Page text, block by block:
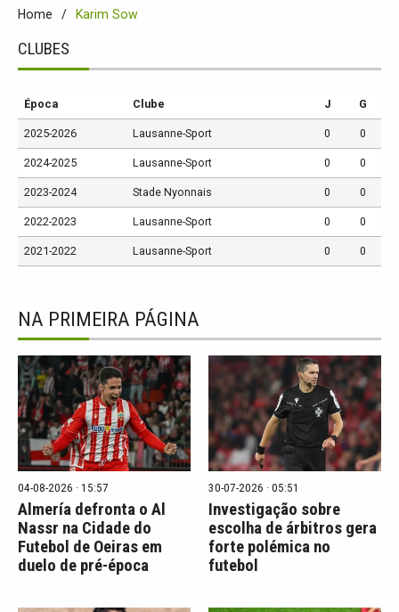
Home Karim Sow
CLUBES
Época Clube J G
2025-2026 Lausanne-Sport 0 0
2024-2025 Lausanne-Sport 0 0
2023-2024 Stade Nyonnais 0 0
2022-2023 Lausanne-Sport 0 0
2021-2022 Lausanne-Sport 0 0
NA PRIMEIRA PÁGINA
04-08-2026 · 15:57
Almería defronta o Al
Nassr na Cidade do
Futebol de Oeiras em
duelo de pré-época
30-07-2026 · 05:51
Investigação sobre
escolha de árbitros gera
forte polémica no
futebol